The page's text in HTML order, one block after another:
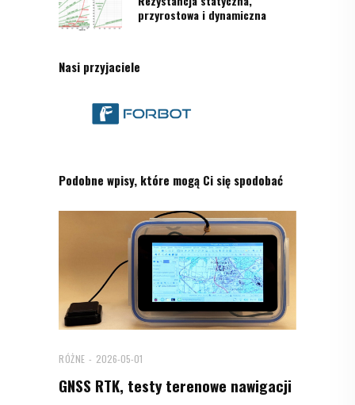
przyrostowa i dynamiczna
Nasi przyjaciele
Podobne wpisy, które mogą Ci się spodobać
RÓŻNE 2026-05-01
GNSS RTK, testy terenowe nawigacji